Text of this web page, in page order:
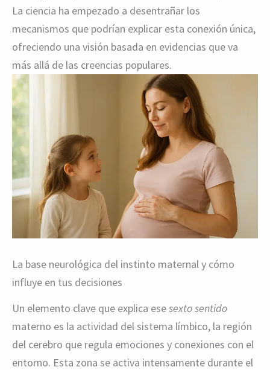
La ciencia ha empezado a desentrañar los
mecanismos que podrían explicar esta conexión única,
ofreciendo una visión basada en evidencias que va
más allá de las creencias populares.
La base neurológica del instinto maternal y cómo
influye en tus decisiones
Un elemento clave que explica esesexto sentido
materno es la actividad del sistema límbico, la región
del cerebro que regula emociones y conexiones con el
entorno. Esta zona se activa intensamente durante el